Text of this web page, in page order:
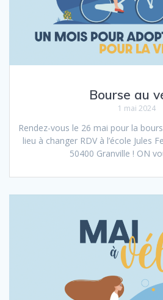
Bourse au
1 mai 2024
Rendez-vous le 26 mai pour la
lieu à changer RDV à l’école Jules
50400 Granville ! ON